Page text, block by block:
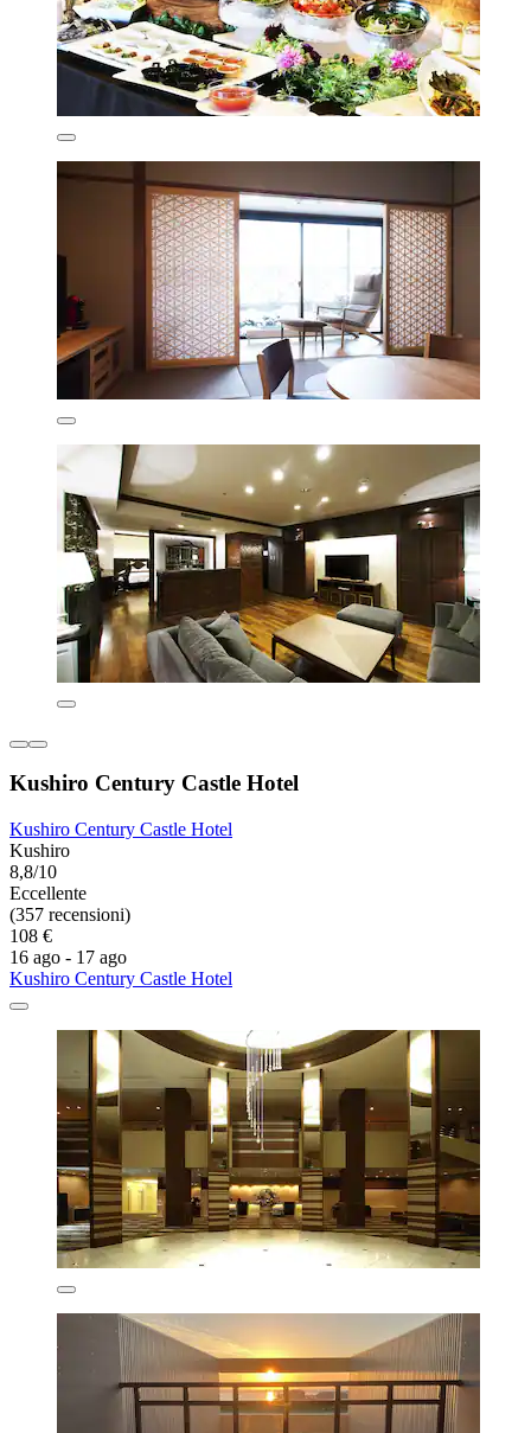
Kushiro Century Castle Hotel
Kushiro Century Castle Hotel
Kushiro
8,8/10
Eccellente
(357 recensioni)
108 €
16 ago - 17 ago
Kushiro Century Castle Hotel